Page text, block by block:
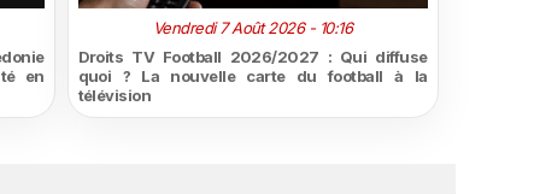
en
Vendredi 7 Août 2026 - 10:16
Droits TV Football 2026/2027 : Qui diffuse
quoi ? La nouvelle carte du football à la
télévision